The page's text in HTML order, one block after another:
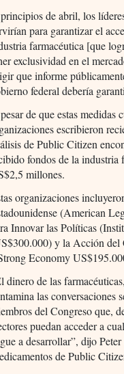
de abril, los
para garantizar el
farmacéutica [que
exclusividad en el
que informe
federal debería
de que estas medidas
escribieron
de Public Citizen
fondos de la
millones.
organizaciones
(American
Innovar las Políticas
y la Acción del
Economy
dinero de las
las conversaciones
del Congreso que,
puedan acceder a
a desarrollar”, dijo
de Public